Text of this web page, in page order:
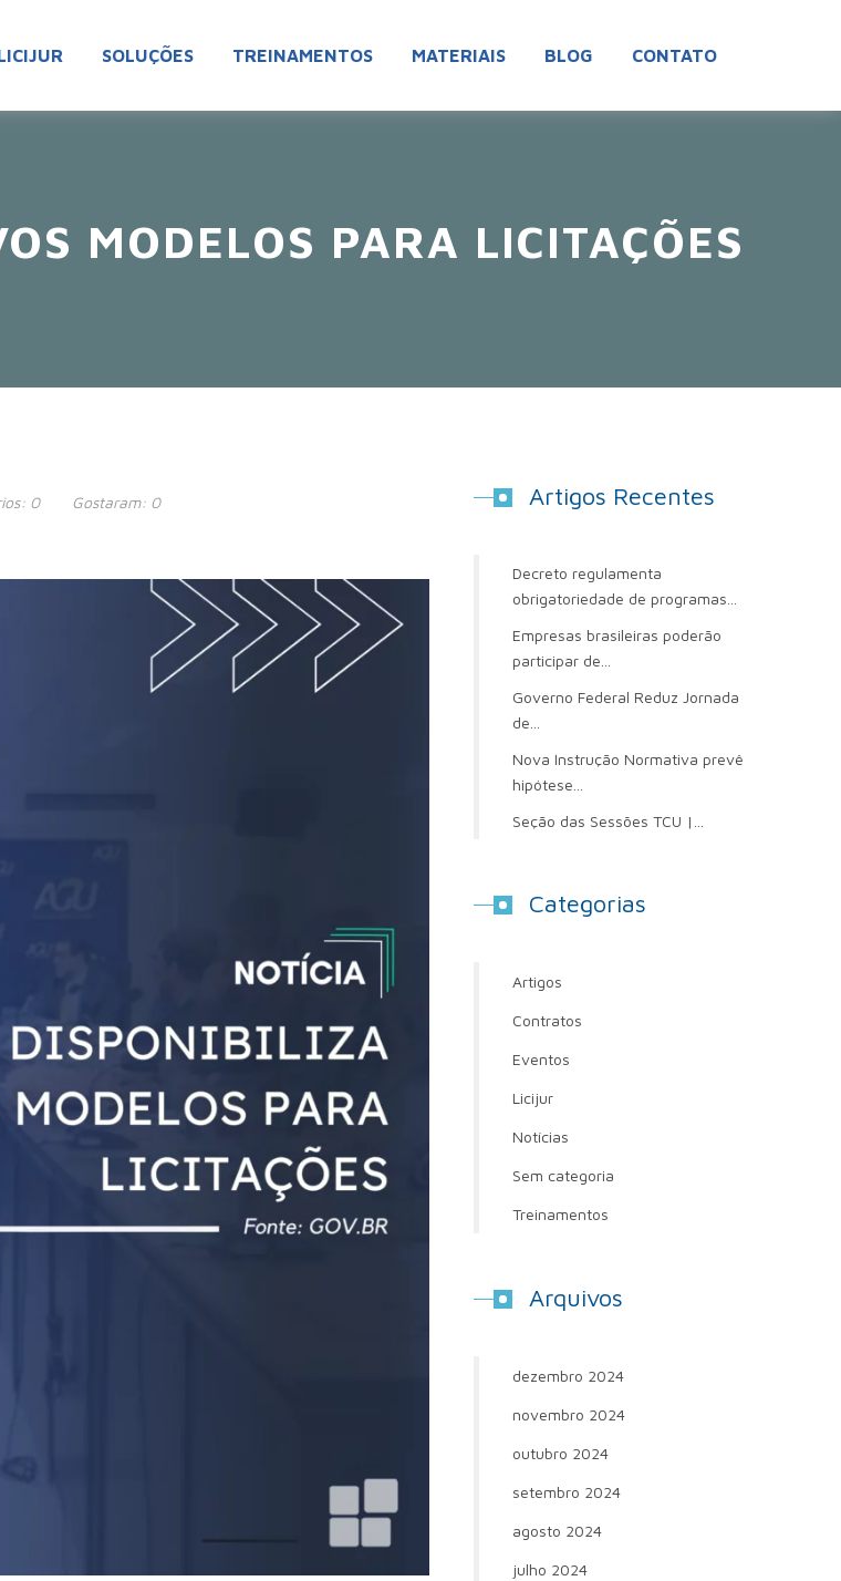
SOLUÇÕES TREINAMENTOS MATERIAIS BLOG CONTATO
MODELOS PARA LICITAÇÕES
0 Gostaram: 0 Artigos Recentes
Decreto regulamenta
obrigatoriedade de programas...
Empresas brasileiras poderão
participar de...
Governo Federal Reduz Jornada
de...
Nova Instrução Normativa prevê
hipótese...
Seção das Sessões TCU |...
Categorias
Artigos
Contratos
Eventos
Licijur
Notícias
Sem categoria
Treinamentos
Arquivos
dezembro 2024
novembro 2024
outubro 2024
setembro 2024
agosto 2024
julho 2024